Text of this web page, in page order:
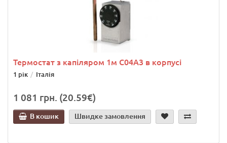
Термостат з капіляром 1м C04A3 в корпусі
1 рік Італія
1 081 грн. (20.59€)
В кошик Швидке замовлення